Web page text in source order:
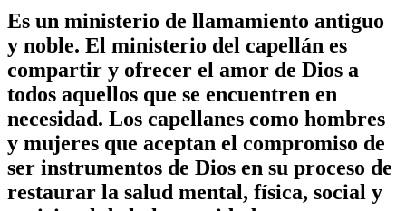
Es un ministerio de llamamiento antiguo
y noble. El ministerio del capellán es
compartir y ofrecer el amor de Dios a
todos aquellos que se encuentren en
necesidad. Los capellanes como hombres
y mujeres que aceptan el compromiso de
ser instrumentos de Dios en su proceso de
restaurar la salud mental, física, social y